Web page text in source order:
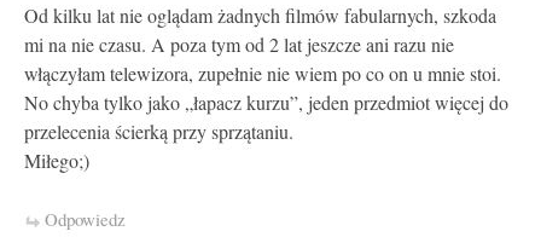
Od kilku lat nie oglądam żadnych filmów fabularnych, szkoda
mi na nie czasu. A poza tym od 2 lat jeszcze ani razu nie
włączyłam telewizora, zupełnie nie wiem po co on u mnie stoi.
No chyba tylko jako „łapacz kurzu”, jeden przedmiot więcej do
przelecenia ścierką przy sprzątaniu.
Miłego;)
Odpowiedz